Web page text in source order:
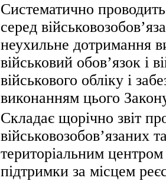
Систематично
серед
неухильне дотримання
військовий обов’язок і
військового обліку і
виконанням цього
Складає щорічно звіт
військовозобов’язаних
територіальним
підтримки за місцем